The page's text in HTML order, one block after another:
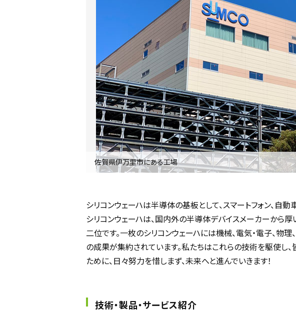
佐賀県伊万里市にある工場
シリコンウェーハは半導体の基板として、スマートフォン、自
シリコンウェーハは、国内外の半導体デバイスメーカーから
二位です。一枚のシリコンウェーハには機械、電気・電子、物
の成果が集約されています。私たちはこれらの技術を駆使し
ために、日々努力を惜しまず、未来へと進んでいきます！
技術・製品・サービス紹介